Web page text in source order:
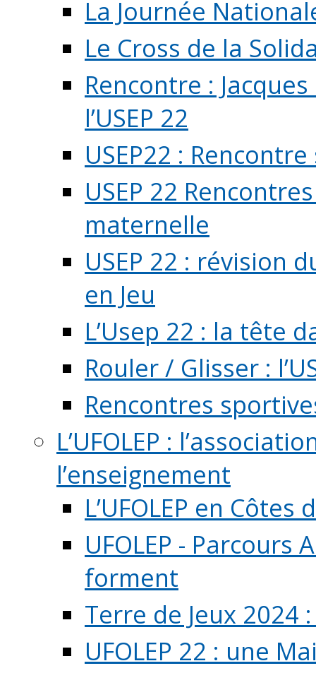
La Journée
Le Cross de la
Rencontre :
l’USEP 22
USEP22 :
USEP 22
maternelle
USEP 22 : révision
en Jeu
L’Usep 22 : la tête
Rouler / Glisser :
Rencontres
L’UFOLEP :
l’enseignement
L’UFOLEP en Côtes
UFOLEP -
forment
Terre de Jeux 2024
UFOLEP 22 : une